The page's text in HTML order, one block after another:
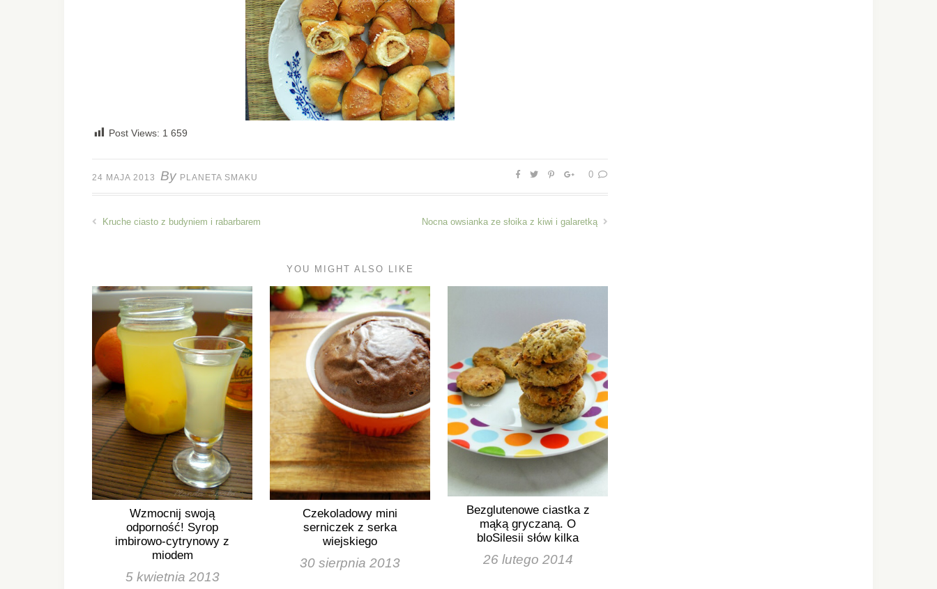
Post Views: 1 659
24 MAJA 2013 By PLANETA SMAKU 0
Kruche ciasto z budyniem i rabarbarem Nocna owsianka ze słoika z kiwi i galaretką
YOU MIGHT ALSO LIKE
Wzmocnij swoją
odporność! Syrop
imbirowo-cytrynowy z
miodem
5 kwietnia 2013
Czekoladowy mini
serniczek z serka
wiejskiego
30 sierpnia 2013
Bezglutenowe ciastka z
mąką gryczaną. O
bloSilesii słów kilka
26 lutego 2014